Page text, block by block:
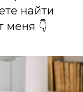
найти
меня 👇